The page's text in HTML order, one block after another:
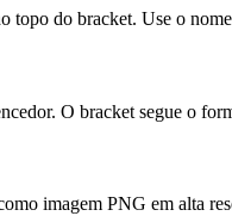
topo do bracket. Use o
O bracket segue o
imagem PNG em alta